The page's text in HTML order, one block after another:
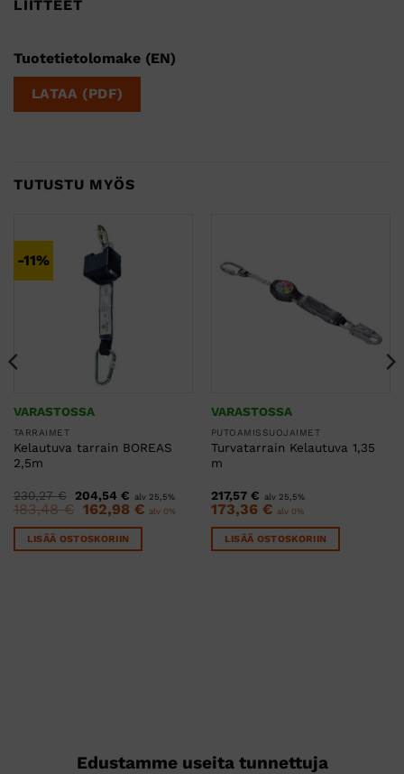
LIITTEET
Tuotetietolomake (EN)
LATAA (PDF)
TUTUSTU MYÖS
-11%
VARASTOSSA
TARRAIMET
Kelautuva tarrain BOREAS
2,5m
230,27€ Alkuperäinen
hinta
oli:
230,27 €.
204,54 €Nykyinen
hinta
on:
204,54 €.
alv 25,5%
183,48€
Alkuperäinen
hinta
oli:
183,48 €.
162,98 €Nykyinen
hinta
alv 0%
LISÄÄ OSTOSKORIIN
VARASTOSSA
PUTOAMISSUOJAIMET
Turvatarrain Kelautuva 1,35
m
217,57 € alv 25,5%
173,36 € alv 0%
LISÄÄ OSTOSKORIIN
Edustamme useita tunnettuja